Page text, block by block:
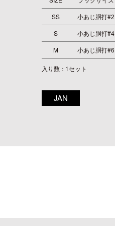
SS
小あじ胴打#2
S
小あじ胴打#4
M
小あじ胴打#6
入り数：1セット
JAN